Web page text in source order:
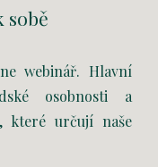
sobě
webinář. Hlavní
osobnosti a
které určují naše